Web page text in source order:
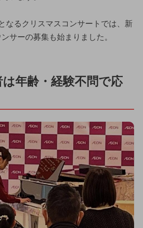
なるクリスマスコンサートでは、新
サーの募集も始まりました。
年齢・経験不問で応